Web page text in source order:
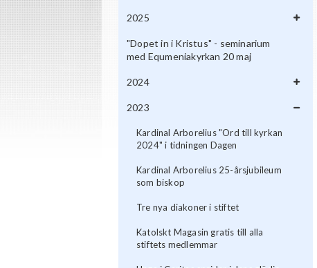
2025
"Dopet in i Kristus" - seminarium
med Equmeniakyrkan 20 maj
2024
2023
Kardinal Arborelius "Ord till kyrkan
2024" i tidningen Dagen
Kardinal Arborelius 25-årsjubileum
som biskop
Tre nya diakoner i stiftet
Katolskt Magasin gratis till alla
stiftets medlemmar